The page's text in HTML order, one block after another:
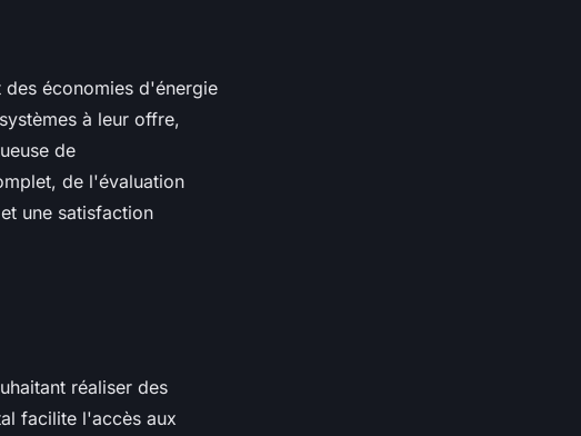
des économies d'énergie
à leur offre,
de
de l'évaluation
une satisfaction
réaliser des
facilite l'accès aux